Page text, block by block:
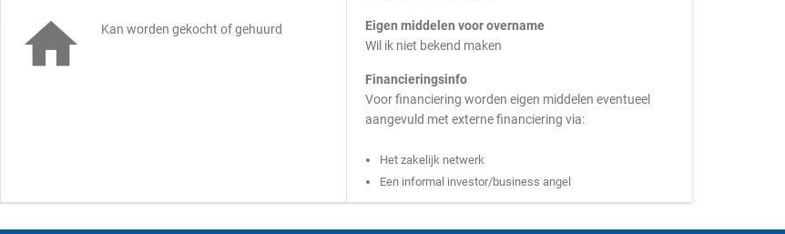
 Kan worden gekocht of gehuurd
Eigen middelen voor overname
Wil ik niet bekend maken
Financieringsinfo
Voor financiering worden eigen middelen eventueel
aangevuld met externe financiering via:
Het zakelijk netwerk
Een informal investor/business angel